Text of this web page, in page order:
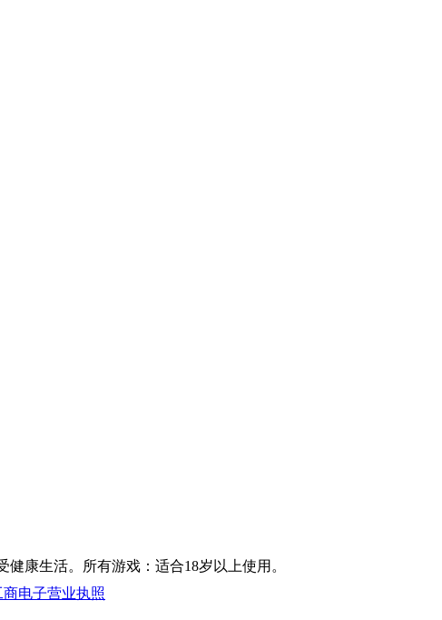
康生活。所有游戏：适合18岁以上使用。
商电子营业执照